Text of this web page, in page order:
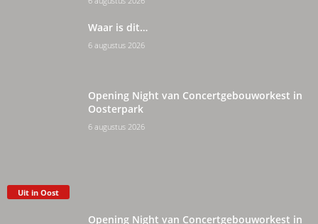
Waar is dit…
6 augustus 2026
Opening Night van Concertgebouworkest in
Oosterpark
6 augustus 2026
Uit in Oost
Opening Night van Concertgebouworkest in